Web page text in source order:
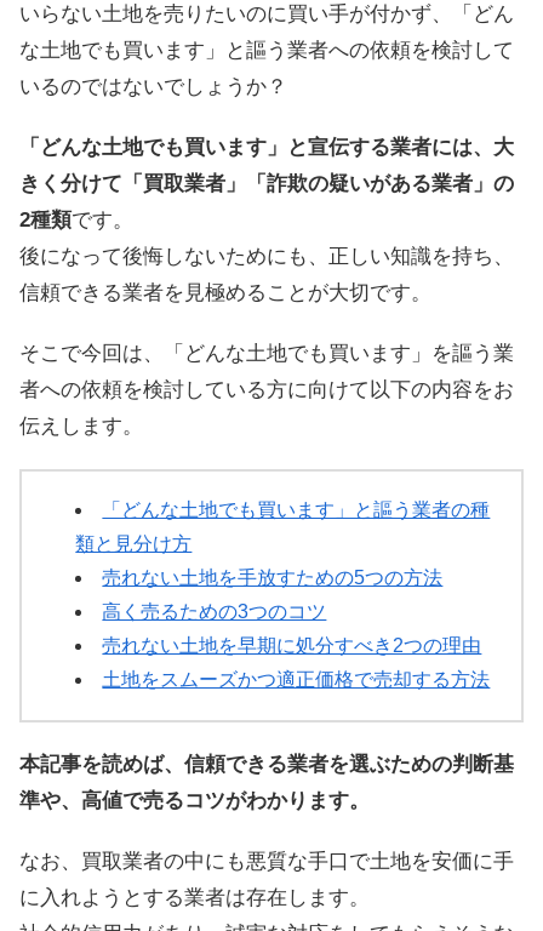
いらない土地を売りたいのに買い手が付かず、「どん
な土地でも買います」と謳う業者への依頼を検討して
いるのではないでしょうか？
「どんな土地でも買います」と宣伝する業者には、大
きく分けて「買取業者」「詐欺の疑いがある業者」の
2種類です。
後になって後悔しないためにも、正しい知識を持ち、
信頼できる業者を見極めることが大切です。
そこで今回は、「どんな土地でも買います」を謳う業
者への依頼を検討している方に向けて以下の内容をお
伝えします。
「どんな土地でも買います」と謳う業者の種
類と見分け方
売れない土地を手放すための5つの方法
高く売るための3つのコツ
売れない土地を早期に処分すべき2つの理由
土地をスムーズかつ適正価格で売却する方法
本記事を読めば、信頼できる業者を選ぶための判断基
準や、高値で売るコツがわかります。
なお、買取業者の中にも悪質な手口で土地を安価に手
に入れようとする業者は存在します。